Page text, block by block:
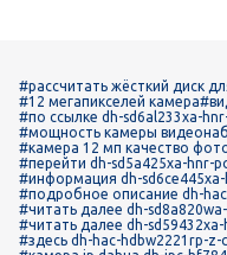
#рассчитать жёсткий диск
#12 мегапикселей камера
#по ссылке dh-sd6al233xa-
#мощность камеры
#камера 12 мп качество
#перейти dh-sd5a425xa-hnr-
#информация dh-
#подробное описание dh-
#читать далее dh-
#читать далее dh-
#здесь dh-hac-hdbw2221rp-z-